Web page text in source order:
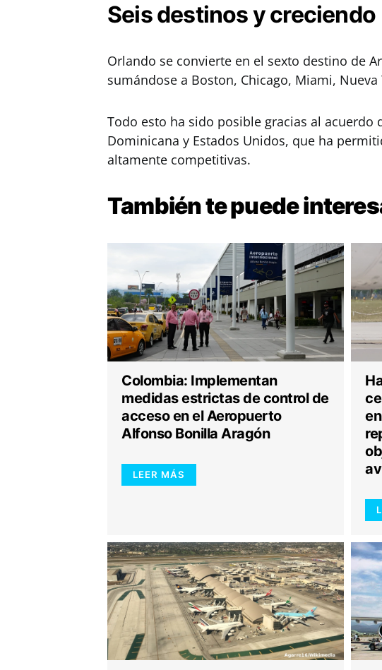
Seis destinos y creciendo
Orlando se convierte en el sexto destino de
sumándose a Boston, Chicago, Miami, Nueva
Todo esto ha sido posible gracias al acuerdo
Dominicana y Estados Unidos, que ha
altamente competitivas.
También te puede
Colombia: Implementan
medidas estrictas de control de
acceso en el Aeropuerto
Alfonso Bonilla Aragón
LEER MÁS